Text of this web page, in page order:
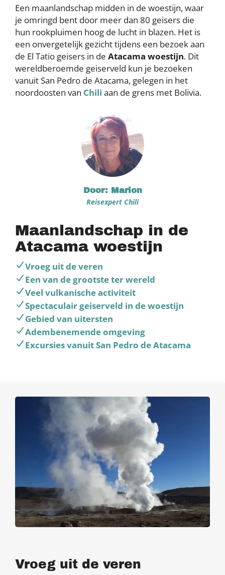
Een maanlandschap midden in de woestijn, waar
je omringd bent door meer dan 80 geisers die
hun rookpluimen hoog de lucht in blazen. Het is
een onvergetelijk gezicht tijdens een bezoek aan
de El Tatio geisers in de Atacama woestijn. Dit
wereldberoemde geiserveld kun je bezoeken
vanuit San Pedro de Atacama, gelegen in het
noordoosten van Chili aan de grens met Bolivia.
Door: Marion
Reisexpert Chili
Maanlandschap in de
Atacama woestijn
Vroeg uit de veren
Een van de grootste ter wereld
Veel vulkanische activiteit
Spectaculair geiserveld in de woestijn
Gebied van uitersten
Adembenemende omgeving
Excursies vanuit San Pedro de Atacama
Vroeg uit de veren